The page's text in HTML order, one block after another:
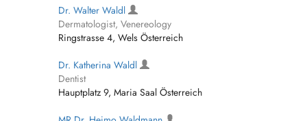
Dr. Walter Waldl
Dermatologist, Venereology
Ringstrasse 4, Wels Österreich
Dr. Katherina Waldl
Dentist
Hauptplatz 9, Maria Saal Österreich